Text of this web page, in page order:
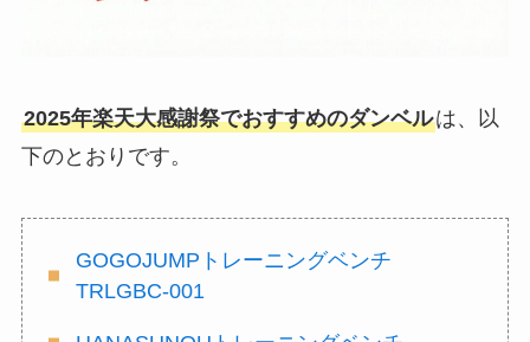
2025年楽天大感謝祭でおすすめのダンベルは、以
下のとおりです。
GOGOJUMPトレーニングベンチ
TRLGBC-001